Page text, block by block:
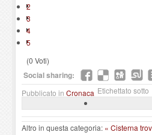
2
3
4
5
(0 Voti)
Social sharing:
Pubblicato in Cronaca Etichettato sotto
Altro in questa categoria: « Cisterna